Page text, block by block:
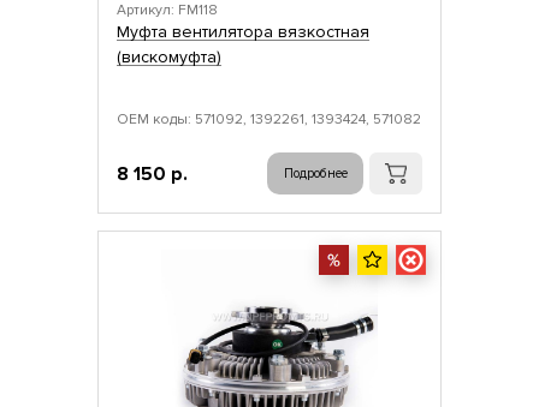
Артикул: FM118
Муфта вентилятора вязкостная
(вискомуфта)
ОЕМ коды: 571092, 1392261, 1393424, 571082
8 150 р. Подробнее